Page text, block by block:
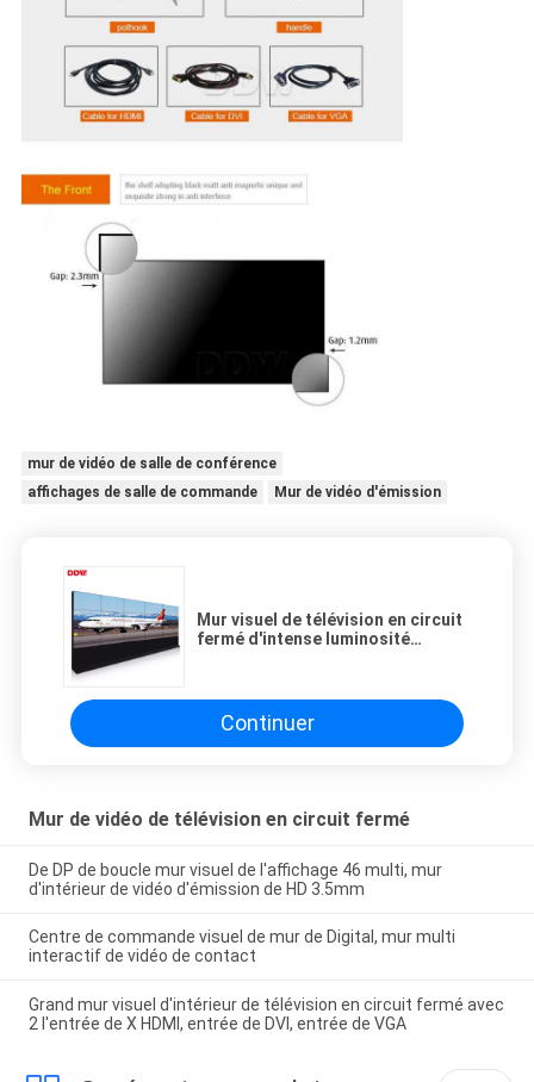
mur de vidéo de salle de conférence
affichages de salle de commande
Mur de vidéo d'émission
Mur visuel de télévision en circuit
fermé d'intense luminosité
Continuer
Mur de vidéo de télévision en circuit fermé
De DP de boucle mur visuel de l'affichage 46 multi, mur
d'intérieur de vidéo d'émission de HD 3.5mm
Centre de commande visuel de mur de Digital, mur multi
interactif de vidéo de contact
Grand mur visuel d'intérieur de télévision en circuit fermé avec
2 l'entrée de X HDMI, entrée de DVI, entrée de VGA